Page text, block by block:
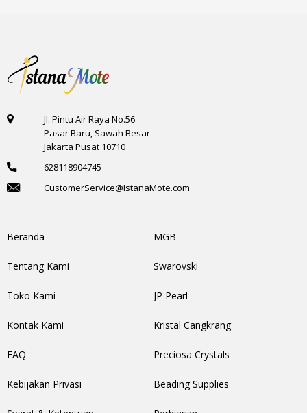
Jl. Pintu Air Raya No.56
Pasar Baru, Sawah Besar
Jakarta Pusat 10710
628118904745
CustomerService@IstanaMote.com
Beranda
Tentang Kami
Toko Kami
Kontak Kami
FAQ
Kebijakan Privasi
MGB
Swarovski
JP Pearl
Kristal Cangkrang
Preciosa Crystals
Beading Supplies